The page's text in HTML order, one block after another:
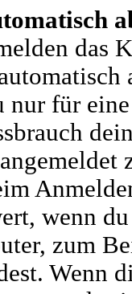
das
nur für
wenn
zum
Wenn